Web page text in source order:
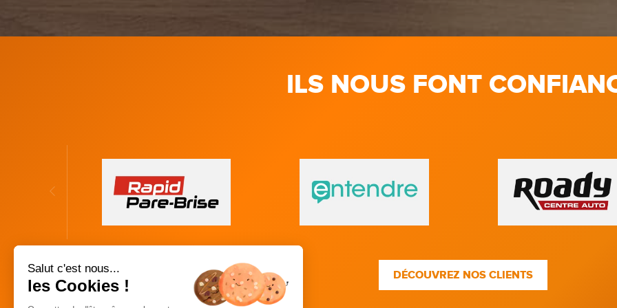
ILS NOUS FONT
DÉCOUVREZ NOS CLIENTS
Salut c'est nous...
les Cookies !